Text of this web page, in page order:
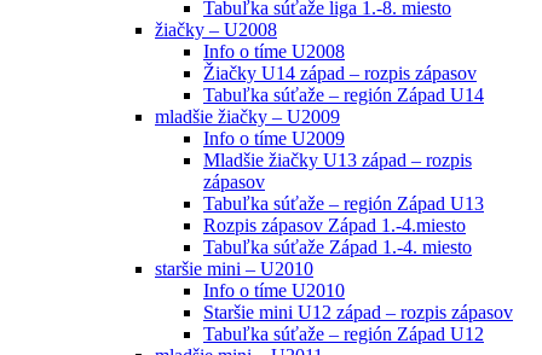
Tabuľka súťaže liga 1.-8. miesto
žiačky – U2008
Info o tíme U2008
Žiačky U14 západ – rozpis zápasov
Tabuľka súťaže – región Západ U14
mladšie žiačky – U2009
Info o tíme U2009
Mladšie žiačky U13 západ – rozpis
zápasov
Tabuľka súťaže – región Západ U13
Rozpis zápasov Západ 1.-4.miesto
Tabuľka súťaže Západ 1.-4. miesto
staršie mini – U2010
Info o tíme U2010
Staršie mini U12 západ – rozpis zápasov
Tabuľka súťaže – región Západ U12